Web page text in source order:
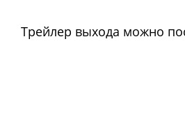
Трейлер выхода можно